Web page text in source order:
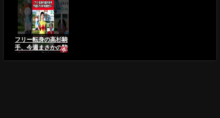
フリー転身の高杉騎
手、今週まさかの騎